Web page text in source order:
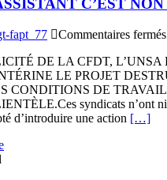
C’EST NON
fapt_77 Commentaires fermés
DE LA CFDT, L’UNSA
LE PROJET
CONDITIONS DE
syndicats n’ont
d’introduire une action […]